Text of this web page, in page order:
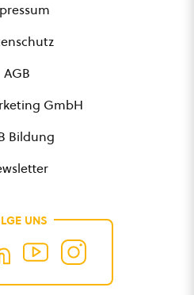
AGB
GmbH
Bildung
UNS